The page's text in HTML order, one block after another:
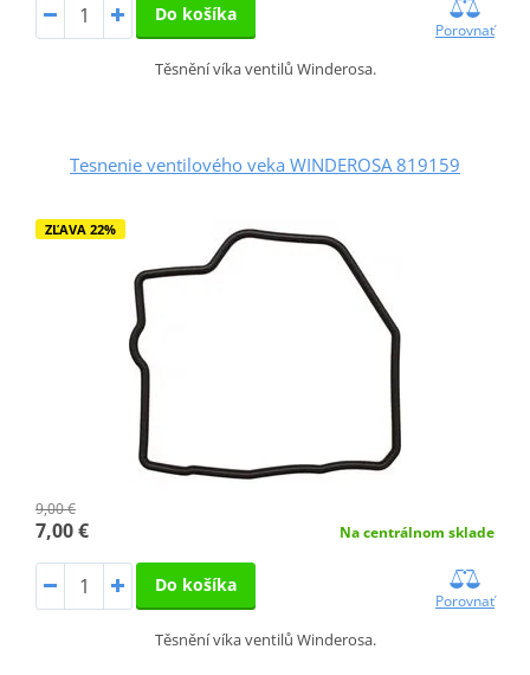
Do košíka
Porovnať
Těsnění víka ventilů Winderosa.
Tesnenie ventilového veka WINDEROSA 819159
ZĽAVA 22%
9,00 €
7,00 € Na centrálnom sklade
Do košíka
Porovnať
Těsnění víka ventilů Winderosa.